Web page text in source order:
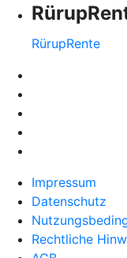
RürupRente
Impressum
Datenschutz
Rechtliche